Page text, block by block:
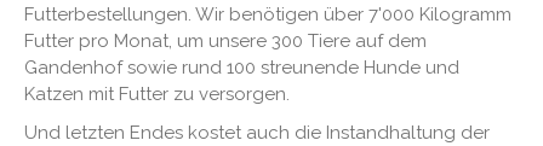
Futterbestellungen. Wir benötigen über 7'000 Kilogramm
Futter pro Monat, um unsere 300 Tiere auf dem
Gandenhof sowie rund 100 streunende Hunde und
Katzen mit Futter zu versorgen.
Und letzten Endes kostet auch die Instandhaltung der